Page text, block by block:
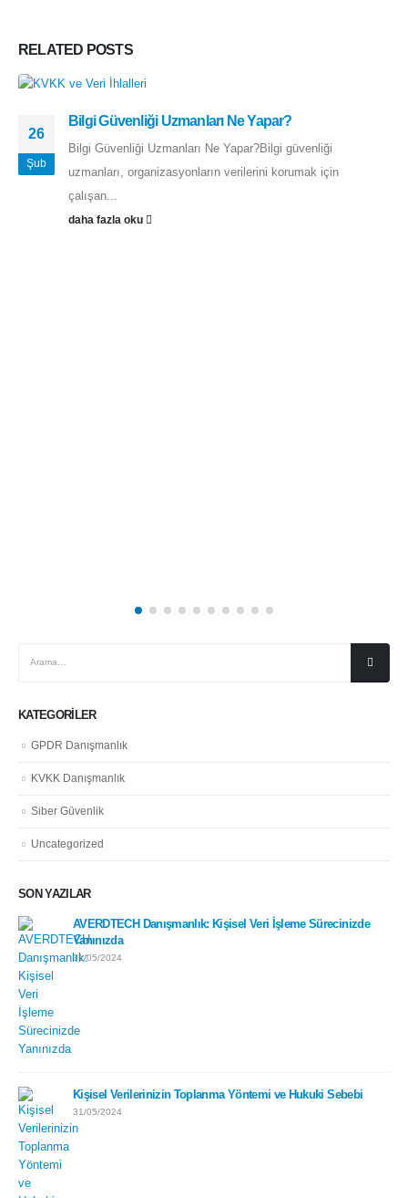
RELATED POSTS
26
Şub
Bilgi Güvenliği Uzmanları Ne Yapar?
Bilgi Güvenliği Uzmanları Ne Yapar?Bilgi güvenliği
uzmanları, organizasyonların verilerini korumak için
çalışan...
daha fazla oku
KATEGORILER
GPDR Danışmanlık
KVKK Danışmanlık
Siber Güvenlik
Uncategorized
SON YAZILAR
AVERDTECH Danışmanlık: Kişisel Veri İşleme Sürecinizde
Yanınızda
31/05/2024
Kişisel Verilerinizin Toplanma Yöntemi ve Hukuki Sebebi
31/05/2024